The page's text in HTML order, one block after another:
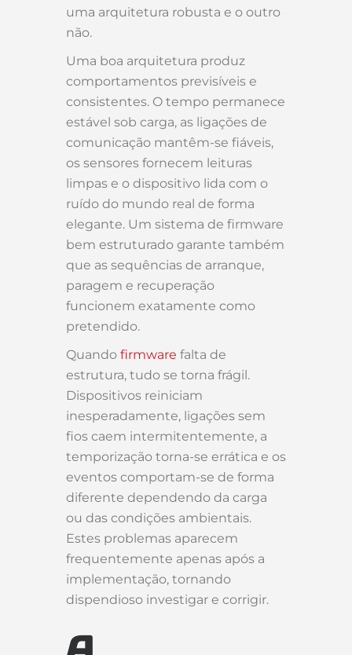
uma arquitetura robusta e o outro
não.
Uma boa arquitetura produz
comportamentos previsíveis e
consistentes. O tempo permanece
estável sob carga, as ligações de
comunicação mantêm-se fiáveis,
os sensores fornecem leituras
limpas e o dispositivo lida com o
ruído do mundo real de forma
elegante. Um sistema de firmware
bem estruturado garante também
que as sequências de arranque,
paragem e recuperação
funcionem exatamente como
pretendido.
Quando firmware falta de
estrutura, tudo se torna frágil.
Dispositivos reiniciam
inesperadamente, ligações sem
fios caem intermitentemente, a
temporização torna-se errática e os
eventos comportam-se de forma
diferente dependendo da carga
ou das condições ambientais.
Estes problemas aparecem
frequentemente apenas após a
implementação, tornando
dispendioso investigar e corrigir.